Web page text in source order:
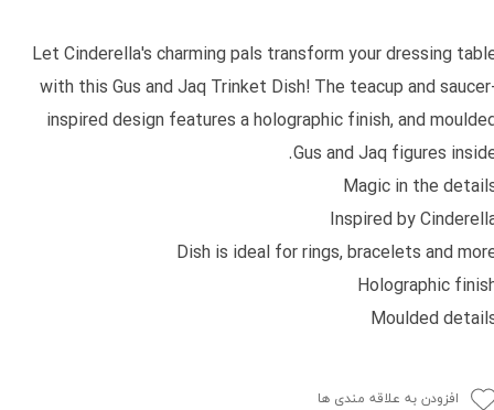
Let Cinderella's charming pals transform your dressing
with this Gus and Jaq Trinket Dish! The teacup and
inspired design features a holographic finish, and
Gus and Jaq figures
Magic in the
Inspired by
Dish is ideal for rings, bracelets and
Holographic
Moulded
افزودن به علاقه مندی ها